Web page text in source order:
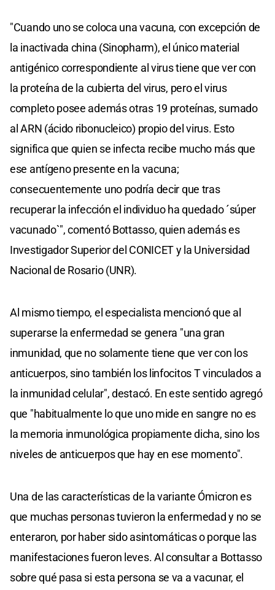
"Cuando uno se coloca una vacuna, con excepción de
la inactivada china (Sinopharm), el único material
antigénico correspondiente al virus tiene que ver con
la proteína de la cubierta del virus, pero el virus
completo posee además otras 19 proteínas, sumado
al ARN (ácido ribonucleico) propio del virus. Esto
significa que quien se infecta recibe mucho más que
ese antígeno presente en la vacuna;
consecuentemente uno podría decir que tras
recuperar la infección el individuo ha quedado ´súper
vacunado`", comentó Bottasso, quien además es
Investigador Superior del CONICET y la Universidad
Nacional de Rosario (UNR).
Al mismo tiempo, el especialista mencionó que al
superarse la enfermedad se genera "una gran
inmunidad, que no solamente tiene que ver con los
anticuerpos, sino también los linfocitos T vinculados a
la inmunidad celular", destacó. En este sentido agregó
que "habitualmente lo que uno mide en sangre no es
la memoria inmunológica propiamente dicha, sino los
niveles de anticuerpos que hay en ese momento".
Una de las características de la variante Ómicron es
que muchas personas tuvieron la enfermedad y no se
enteraron, por haber sido asintomáticas o porque las
manifestaciones fueron leves. Al consultar a Bottasso
sobre qué pasa si esta persona se va a vacunar, el